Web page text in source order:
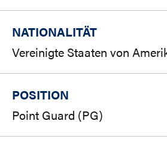
NATIONALITÄT
Vereinigte Staaten von
POSITION
Point Guard (PG)